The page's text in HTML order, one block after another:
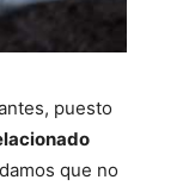
puesto
que no